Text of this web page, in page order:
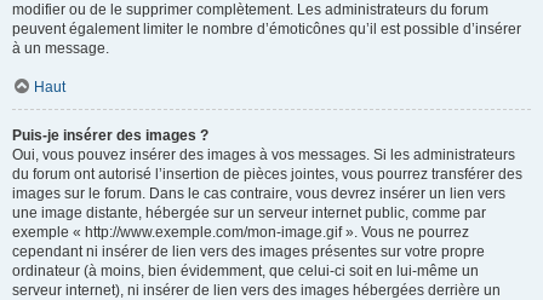
modifier ou de le supprimer complètement. Les administrateurs du forum
peuvent également limiter le nombre d’émoticônes qu’il est possible d’insérer
à un message.
Haut
Puis-je insérer des images ?
Oui, vous pouvez insérer des images à vos messages. Si les administrateurs
du forum ont autorisé l’insertion de pièces jointes, vous pourrez transférer des
images sur le forum. Dans le cas contraire, vous devrez insérer un lien vers
une image distante, hébergée sur un serveur internet public, comme par
exemple « http://www.exemple.com/mon-image.gif ». Vous ne pourrez
cependant ni insérer de lien vers des images présentes sur votre propre
ordinateur (à moins, bien évidemment, que celui-ci soit en lui-même un
serveur internet), ni insérer de lien vers des images hébergées derrière un